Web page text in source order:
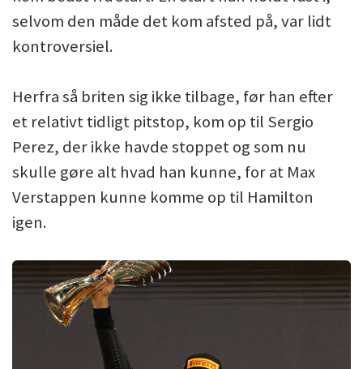
selvom den måde det kom afsted på, var lidt
kontroversiel.
Herfra så briten sig ikke tilbage, før han efter
et relativt tidligt pitstop, kom op til Sergio
Perez, der ikke havde stoppet og som nu
skulle gøre alt hvad han kunne, for at Max
Verstappen kunne komme op til Hamilton
igen.